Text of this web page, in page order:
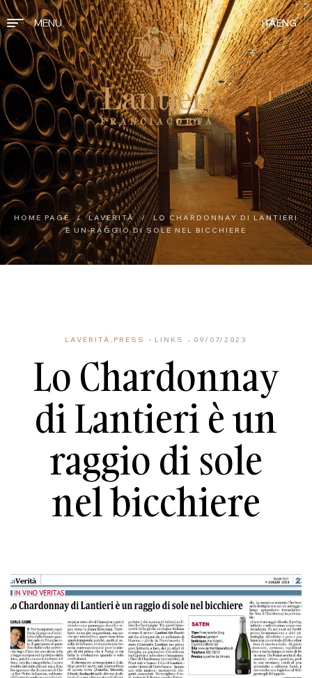
MENU ITAENG
HOME PAGE / LAVERITÀ /
LO CHARDONNAY DI LANTIERI
È UN RAGGIO DI SOLE NEL BICCHIERE
LAVERITÀ ,PRESS LINKS 09/07/2023
Lo Chardonnay
di Lantieri è un
raggio di sole
nel bicchiere